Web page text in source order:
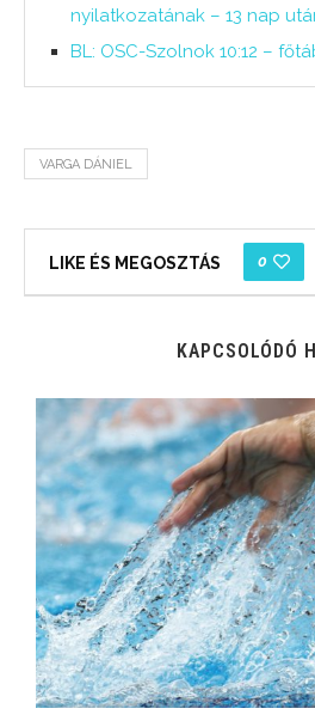
nyilatkozatának – 13 nap
BL: OSC-Szolnok 10:12 –
VARGA DÁNIEL
LIKE ÉS MEGOSZTÁS 0
KAPCSOLÓDÓ